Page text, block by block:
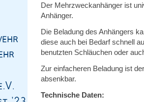
Der Mehrzweckanhänger ist
Anhänger.
Die Beladung des Anhängers
diese auch bei Bedarf schnell
benutzten Schläuchen oder
Zur einfacheren Beladung ist
absenkbar.
Technische Daten: